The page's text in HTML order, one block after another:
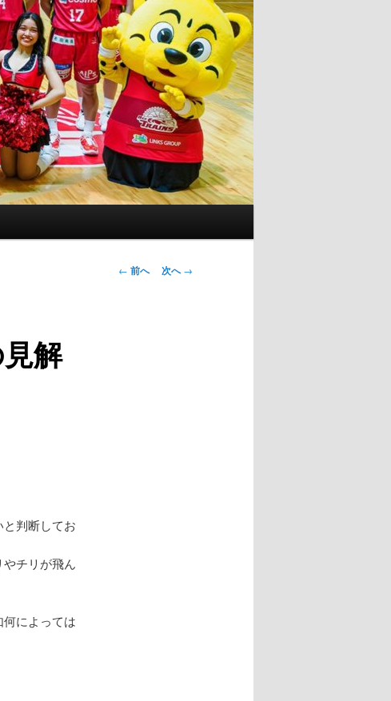
投
← 前へ 次へ→
解
判断してお
チリが飛ん
によっては